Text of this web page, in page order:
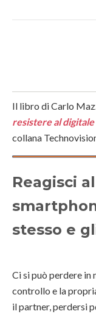
Il libro di Carlo
resistere al
collana
Reagisci
stesso e
Ci si può perdere in
controllo e la
il partner, perdersi